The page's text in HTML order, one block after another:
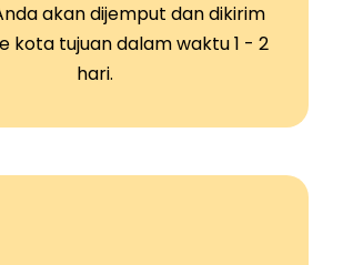
akan dijemput dan dikirim
kota tujuan dalam waktu 1 - 2
hari.